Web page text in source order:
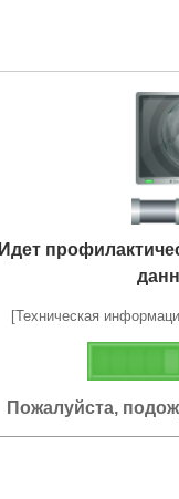
Идет
[Техническая
Пожалуйста,